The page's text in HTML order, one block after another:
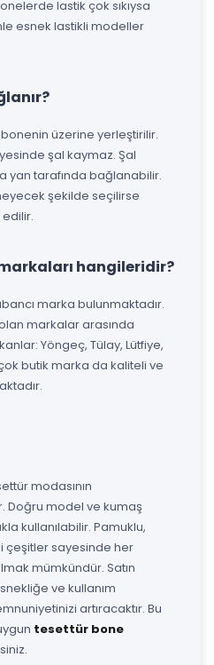
lastik çok sıkıysa
esnek lastikli modeller
üzerine yerleştirilir.
şal kaymaz. Şal
yan tarafında bağlanabilir.
şekilde seçilirse
hangileridir?
marka bulunmaktadır.
markalar arasında
Yöngeç, Tülay, Lütfiye,
butik marka da kaliteli ve
modasının
Doğru model ve kumaş
kullanılabilir. Pamuklu,
çeşitler sayesinde her
mümkündür. Satın
ve kullanım
artıracaktır. Bu
tesettür bone